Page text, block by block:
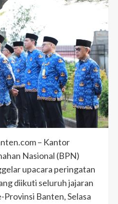
– Kantor
Nasional (BPN)
upacara peringatan
diikuti seluruh jajaran
Banten, Selasa